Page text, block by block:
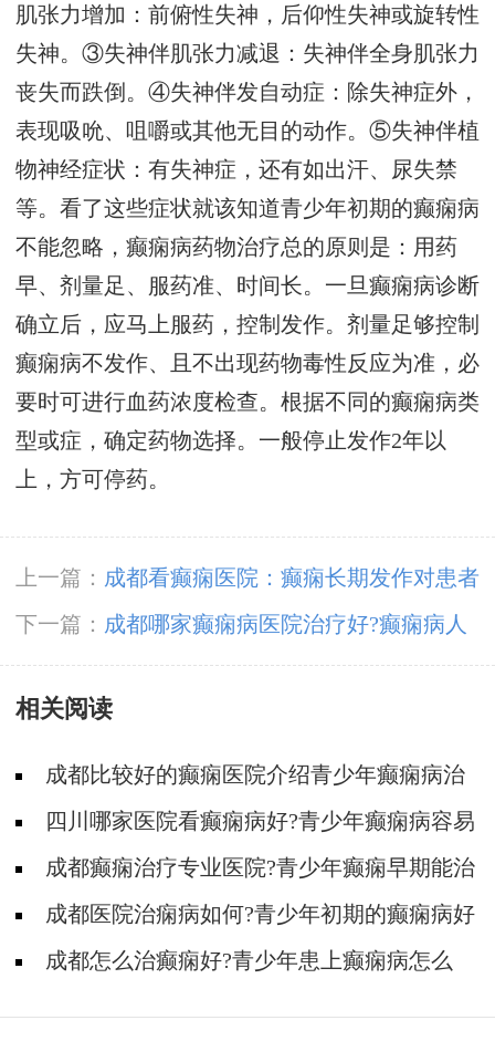
肌张力增加：前俯性失神，后仰性失神或旋转性
失神。③失神伴肌张力减退：失神伴全身肌张力
丧失而跌倒。④失神伴发自动症：除失神症外，
表现吸吮、咀嚼或其他无目的动作。⑤失神伴植
物神经症状：有失神症，还有如出汗、尿失禁
等。看了这些症状就该知道青少年初期的癫痫病
不能忽略，癫痫病药物治疗总的原则是：用药
早、剂量足、服药准、时间长。一旦癫痫病诊断
确立后，应马上服药，控制发作。剂量足够控制
癫痫病不发作、且不出现药物毒性反应为准，必
要时可进行血药浓度检查。根据不同的癫痫病类
型或症，确定药物选择。一般停止发作2年以
上，方可停药。
上一篇： 成都看癫痫医院：癫痫长期发作对患者
的伤害有哪些?
下一篇： 成都哪家癫痫病医院治疗好?癫痫病人
的生命会受影响吗?
相关阅读
成都比较好的癫痫医院介绍青少年癫痫病治
疗需要注意哪些?
四川哪家医院看癫痫病好?青少年癫痫病容易
出现哪些心理问题?
成都癫痫治疗专业医院?青少年癫痫早期能治
疗好吗?
​成都医院治痫病如何?青少年初期的癫痫病好
治疗吗?
成都怎么治癫痫好?青少年患上癫痫病怎么